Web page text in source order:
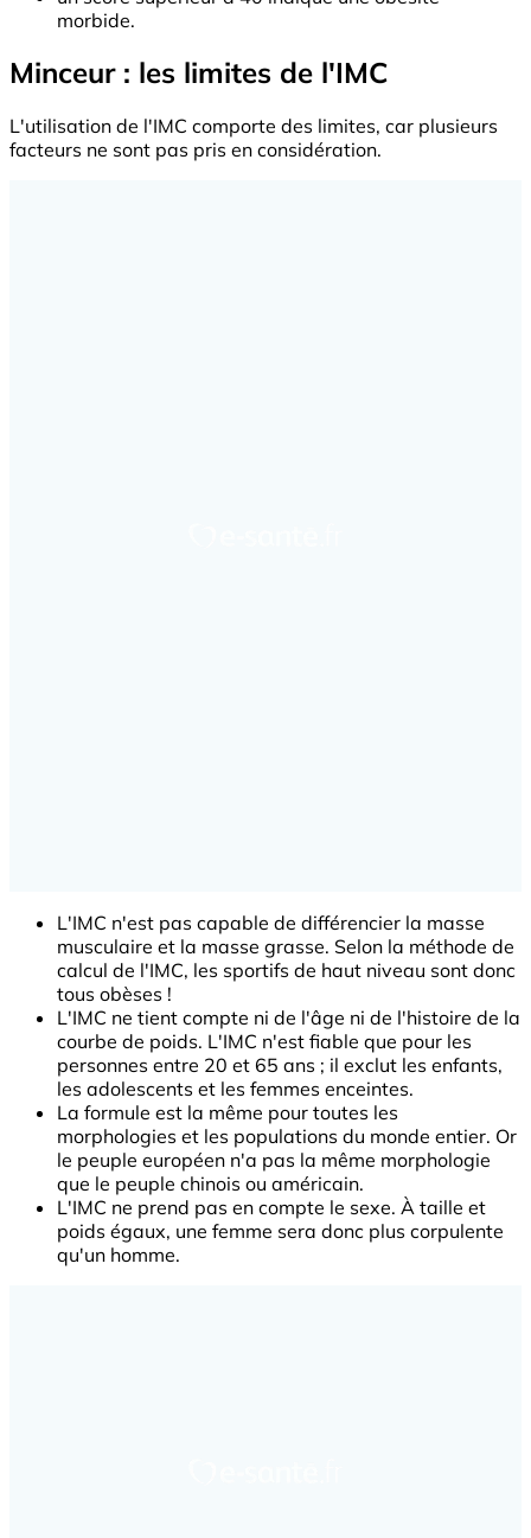
morbide.
Minceur : les limites de l'IMC
L'utilisation de l'IMC comporte des limites, car plusieurs
facteurs ne sont pas pris en considération.
L'IMC n'est pas capable de différencier la masse
musculaire et la masse grasse. Selon la méthode de
calcul de l'IMC, les sportifs de haut niveau sont donc
tous obèses !
L'IMC ne tient compte ni de l'âge ni de l'histoire de la
courbe de poids. L'IMC n'est fiable que pour les
personnes entre 20 et 65 ans ; il exclut les enfants,
les adolescents et les femmes enceintes.
La formule est la même pour toutes les
morphologies et les populations du monde entier. Or
le peuple européen n'a pas la même morphologie
que le peuple chinois ou américain.
L'IMC ne prend pas en compte le sexe. À taille et
poids égaux, une femme sera donc plus corpulente
qu'un homme.